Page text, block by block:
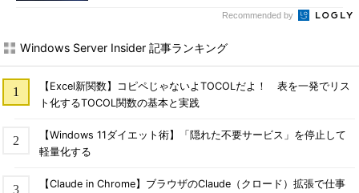
Recommended by
Windows Server Insider 記事ランキング
【Excel新関数】コピペじゃないよTOCOLだよ！ 表を一発でリス
ト化するTOCOL関数の基本と実践
【Windows 11ダイエット術】「隠れた不要サービス」を停止して
軽量化する
【Claude in Chrome】ブラウザのClaude（クロード）拡張で仕事